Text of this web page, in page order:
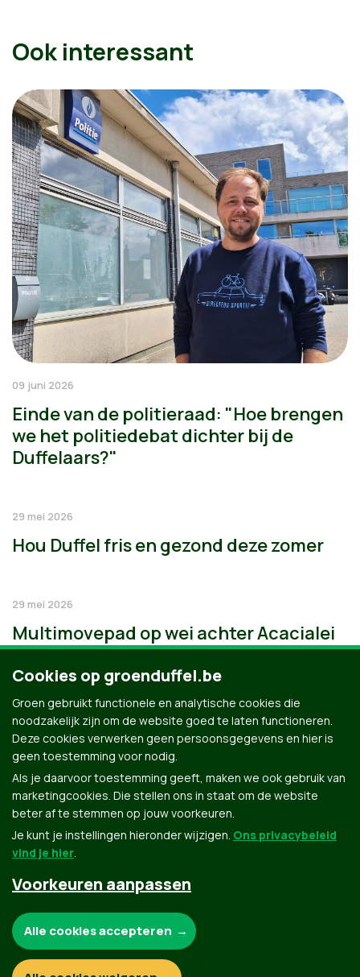
Ook interessant
09 juni 2026
Einde van de politieraad: "Hoe brengen
we het politiedebat dichter bij de
Duffelaars?"
29 mei 2026
Hou Duffel fris en gezond deze zomer
29 mei 2026
Multimovepad op wei achter Acacialei
Groen.be
Contact Privacybeleid
Cookies op groenduffel.be
Groen gebruikt functionele en analytische cookies die
noodzakelijk zijn om de website goed te laten functioneren.
Deze cookies verwerken geen persoonsgegevens en hier is
geen toestemming voor nodig.
Als je daarvoor toestemming geeft, maken we ook gebruik van
marketingcookies. Die stellen ons in staat om de website
beter af te stemmen op jouw voorkeuren.
Je kunt je instellingen hieronder wijzigen. Ons privacybeleid
vind je hier.
Voorkeuren aanpassen
Functionele en analytische cookies:
Alle cookies accepteren